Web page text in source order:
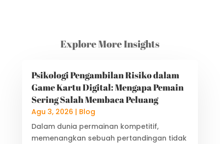
Explore More Insights
Psikologi Pengambilan Risiko dalam
Game Kartu Digital: Mengapa Pemain
Sering Salah Membaca Peluang
Agu 3, 2026 | Blog
Dalam dunia permainan kompetitif,
memenangkan sebuah pertandingan tidak